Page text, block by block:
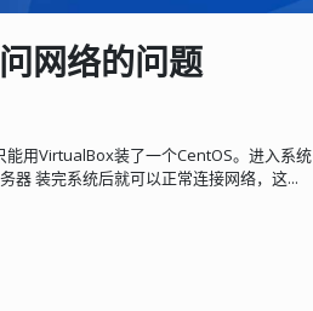
网络的问题
用VirtualBox装了一个CentOS。进入系统
器 装完系统后就可以正常连接网络，这...